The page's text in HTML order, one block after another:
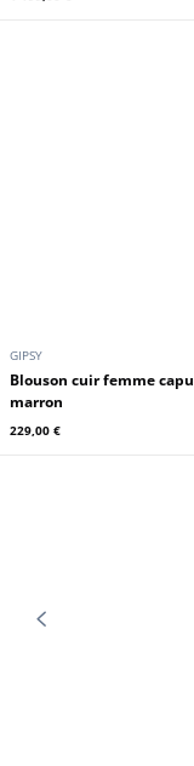
CUIRS GUIGNARD
Blouson mouton femme whisky
Cuirs Guignard